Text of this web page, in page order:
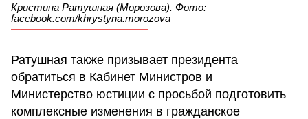
Кристина Ратушная (Морозова). Фото:
facebook.com/khrystyna.morozova
Ратушная также призывает президента
обратиться в Кабинет Министров и
Министерство юстиции с просьбой подготовить
комплексные изменения в гражданское